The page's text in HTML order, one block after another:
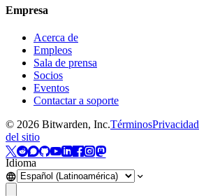
Empresa
Acerca de
Empleos
Sala de prensa
Socios
Eventos
Contactar a soporte
© 2026 Bitwarden, Inc.TérminosPrivacidad
del sitio
Idioma